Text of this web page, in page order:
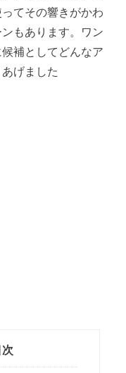
ってその響きがかわ
もあります。ワン
補としてどんなア
げました